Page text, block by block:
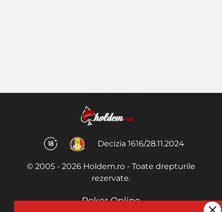
Decizia 1616/28.11.2024
© 2005 - 2026 Holdem.ro - Toate drepturile
rezervate.
Poker Online